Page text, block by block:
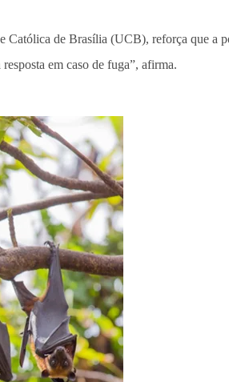
de Brasília (UCB), reforça que a
em caso de fuga”, afirma.